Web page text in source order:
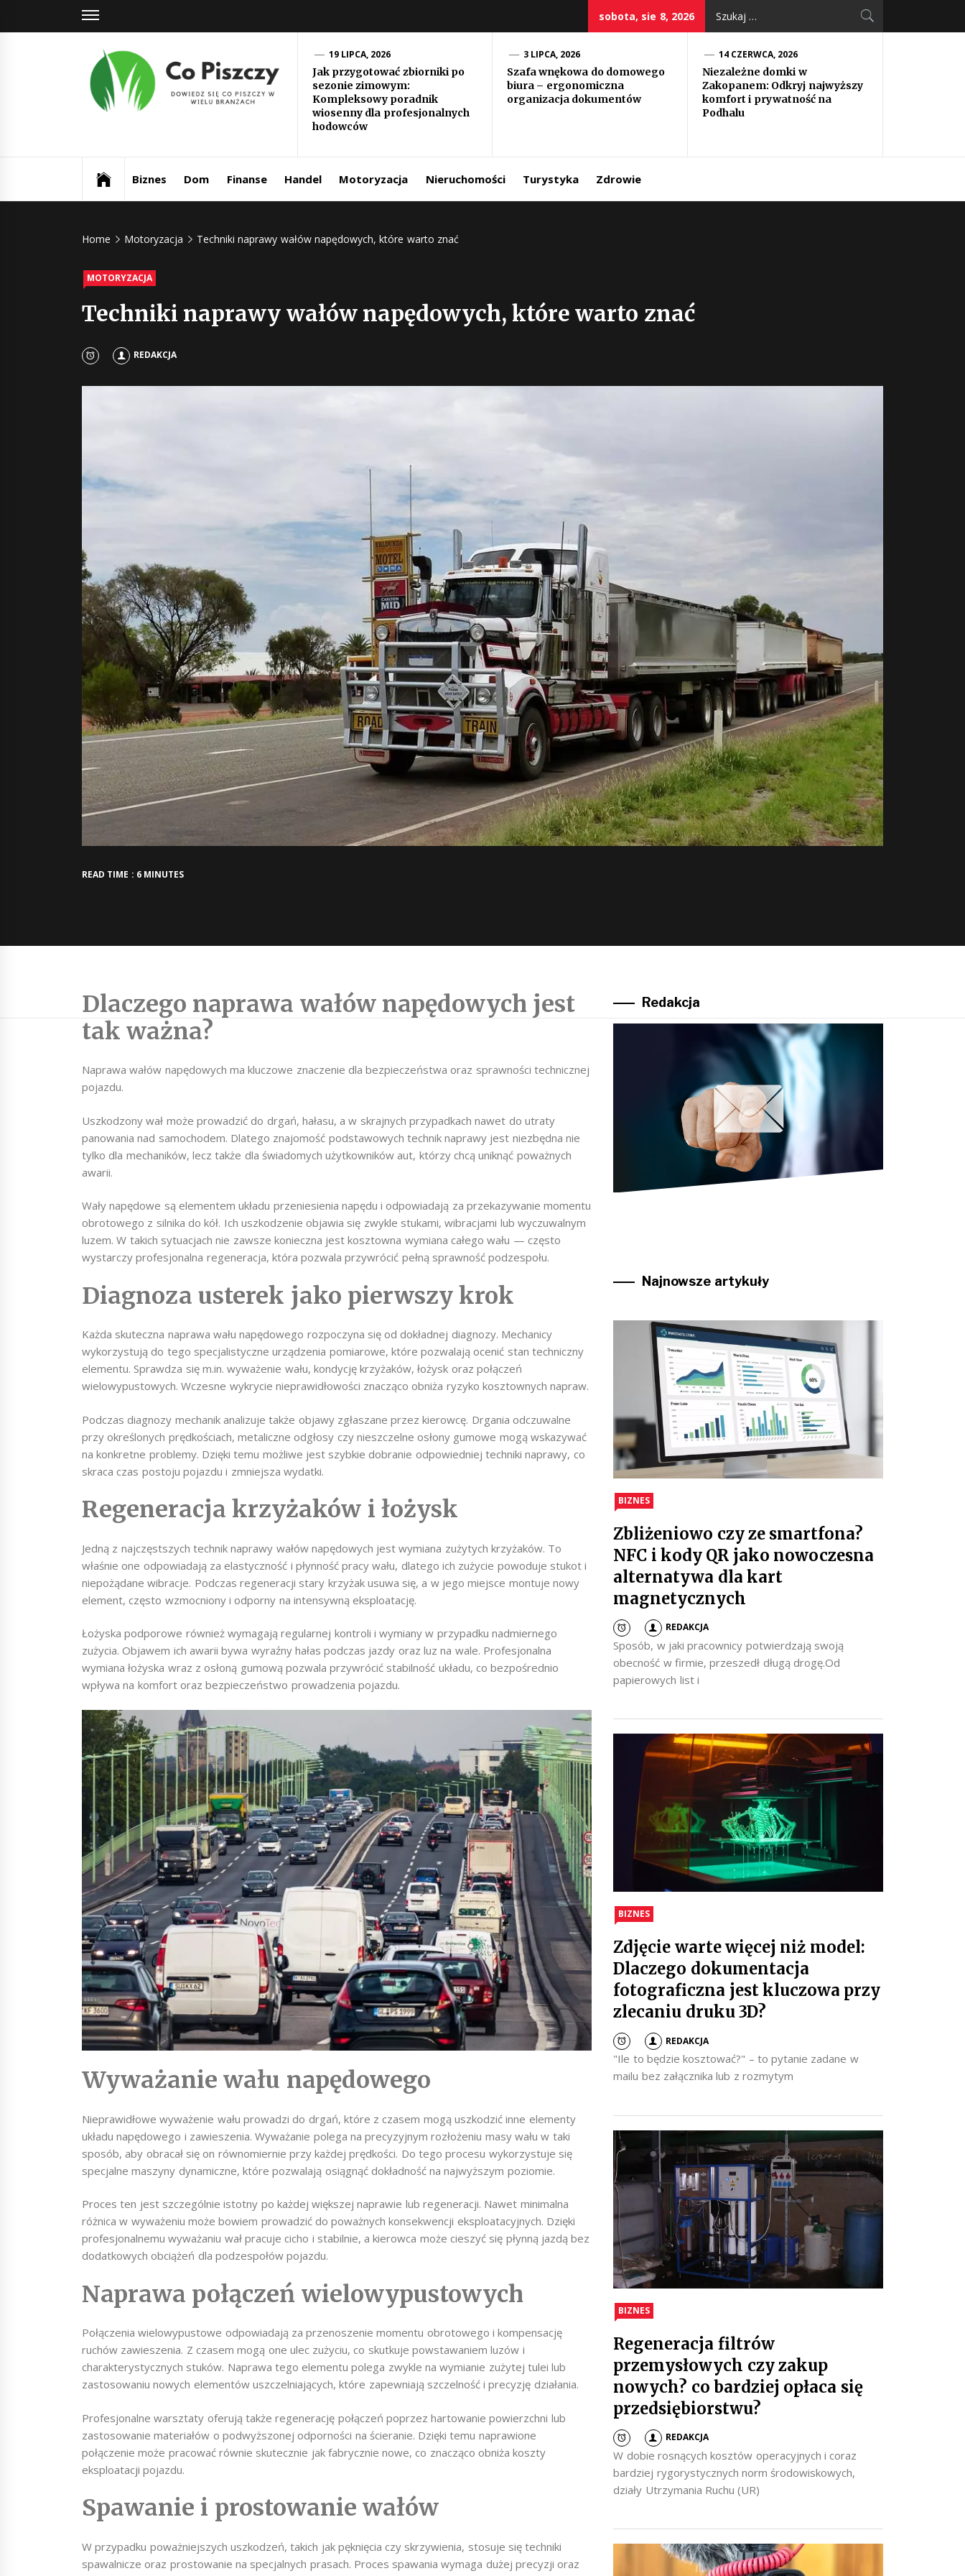
sobota, sie 8, 2026
Szukaj:
Co
Piszczy
19 LIPCA, 2026
Jak przygotować zbiorniki po
sezonie zimowym:
Kompleksowy poradnik
wiosenny dla profesjonalnych
hodowców
3 LIPCA, 2026
Szafa wnękowa do domowego
biura – ergonomiczna
organizacja dokumentów
14 CZERWCA, 2026
Niezależne domki w
Zakopanem: Odkryj najwyższy
komfort i prywatność na
Podhalu
Biznes Dom Finanse Handel Motoryzacja Nieruchomości Turystyka Zdrowie
Home Motoryzacja Techniki naprawy wałów napędowych, które warto znać
MOTORYZACJA
Techniki naprawy wałów napędowych, które warto znać
REDAKCJA
READ TIME : 6 MINUTES
Dlaczego naprawa wałów napędowych jest
tak ważna?
Naprawa wałów napędowych ma kluczowe znaczenie dla bezpieczeństwa oraz sprawności technicznej
pojazdu.
Uszkodzony wał może prowadzić do drgań, hałasu, a w skrajnych przypadkach nawet do utraty
panowania nad samochodem. Dlatego znajomość podstawowych technik naprawy jest niezbędna nie
tylko dla mechaników, lecz także dla świadomych użytkowników aut, którzy chcą uniknąć poważnych
awarii.
Wały napędowe są elementem układu przeniesienia napędu i odpowiadają za przekazywanie momentu
obrotowego z silnika do kół. Ich uszkodzenie objawia się zwykle stukami, wibracjami lub wyczuwalnym
luzem. W takich sytuacjach nie zawsze konieczna jest kosztowna wymiana całego wału — często
wystarczy profesjonalna regeneracja, która pozwala przywrócić pełną sprawność podzespołu.
Diagnoza usterek jako pierwszy krok
Każda skuteczna naprawa wału napędowego rozpoczyna się od dokładnej diagnozy. Mechanicy
wykorzystują do tego specjalistyczne urządzenia pomiarowe, które pozwalają ocenić stan techniczny
elementu. Sprawdza się m.in. wyważenie wału, kondycję krzyżaków, łożysk oraz połączeń
wielowypustowych. Wczesne wykrycie nieprawidłowości znacząco obniża ryzyko kosztownych napraw.
Podczas diagnozy mechanik analizuje także objawy zgłaszane przez kierowcę. Drgania odczuwalne
przy określonych prędkościach, metaliczne odgłosy czy nieszczelne osłony gumowe mogą wskazywać
na konkretne problemy. Dzięki temu możliwe jest szybkie dobranie odpowiedniej techniki naprawy, co
skraca czas postoju pojazdu i zmniejsza wydatki.
Regeneracja krzyżaków i łożysk
Jedną z najczęstszych technik naprawy wałów napędowych jest wymiana zużytych krzyżaków. To
właśnie one odpowiadają za elastyczność i płynność pracy wału, dlatego ich zużycie powoduje stukot i
niepożądane wibracje. Podczas regeneracji stary krzyżak usuwa się, a w jego miejsce montuje nowy
element, często wzmocniony i odporny na intensywną eksploatację.
Łożyska podporowe również wymagają regularnej kontroli i wymiany w przypadku nadmiernego
zużycia. Objawem ich awarii bywa wyraźny hałas podczas jazdy oraz luz na wale. Profesjonalna
wymiana łożyska wraz z osłoną gumową pozwala przywrócić stabilność układu, co bezpośrednio
wpływa na komfort oraz bezpieczeństwo prowadzenia pojazdu.
Wyważanie wału napędowego
Nieprawidłowe wyważenie wału prowadzi do drgań, które z czasem mogą uszkodzić inne elementy
układu napędowego i zawieszenia. Wyważanie polega na precyzyjnym rozłożeniu masy wału w taki
sposób, aby obracał się on równomiernie przy każdej prędkości. Do tego procesu wykorzystuje się
specjalne maszyny dynamiczne, które pozwalają osiągnąć dokładność na najwyższym poziomie.
Proces ten jest szczególnie istotny po każdej większej naprawie lub regeneracji. Nawet minimalna
różnica w wyważeniu może bowiem prowadzić do poważnych konsekwencji eksploatacyjnych. Dzięki
profesjonalnemu wyważaniu wał pracuje cicho i stabilnie, a kierowca może cieszyć się płynną jazdą bez
dodatkowych obciążeń dla podzespołów pojazdu.
Naprawa połączeń wielowypustowych
Połączenia wielowypustowe odpowiadają za przenoszenie momentu obrotowego i kompensację
ruchów zawieszenia. Z czasem mogą one ulec zużyciu, co skutkuje powstawaniem luzów i
charakterystycznych stuków. Naprawa tego elementu polega zwykle na wymianie zużytej tulei lub
zastosowaniu nowych elementów uszczelniających, które zapewniają szczelność i precyzję działania.
Profesjonalne warsztaty oferują także regenerację połączeń poprzez hartowanie powierzchni lub
zastosowanie materiałów o podwyższonej odporności na ścieranie. Dzięki temu naprawione
połączenie może pracować równie skutecznie jak fabrycznie nowe, co znacząco obniża koszty
eksploatacji pojazdu.
Spawanie i prostowanie wałów
W przypadku poważniejszych uszkodzeń, takich jak pęknięcia czy skrzywienia, stosuje się techniki
spawalnicze oraz prostowanie na specjalnych prasach. Proces spawania wymaga dużej precyzji oraz
Redakcja
Najnowsze artykuły
BIZNES
Zbliżeniowo czy ze smartfona?
NFC i kody QR jako nowoczesna
alternatywa dla kart
magnetycznych
REDAKCJA
Sposób, w jaki pracownicy potwierdzają swoją
obecność w firmie, przeszedł długą drogę.Od
papierowych list i
BIZNES
Zdjęcie warte więcej niż model:
Dlaczego dokumentacja
fotograficzna jest kluczowa przy
zlecaniu druku 3D?
REDAKCJA
"Ile to będzie kosztować?" – to pytanie zadane w
mailu bez załącznika lub z rozmytym
BIZNES
Regeneracja filtrów
przemysłowych czy zakup
nowych? co bardziej opłaca się
przedsiębiorstwu?
REDAKCJA
W dobie rosnących kosztów operacyjnych i coraz
bardziej rygorystycznych norm środowiskowych,
działy Utrzymania Ruchu (UR)